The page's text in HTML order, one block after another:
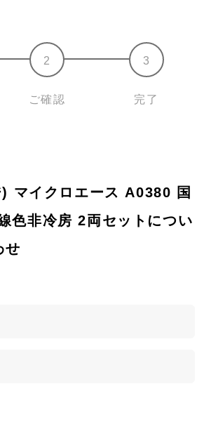
ご確認 完了
マイクロエース A0380 国
色非冷房 2両セットについ
せ